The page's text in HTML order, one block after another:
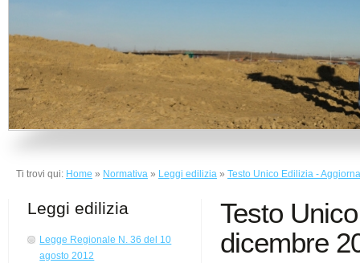
Ti trovi qui: Home » Normativa » Leggi edilizia » Testo Unico Edilizia -
Leggi edilizia
Legge Regionale N. 36 del 10
agosto 2012
Testo
dicembre